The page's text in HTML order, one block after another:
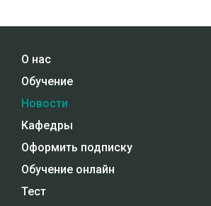
О нас
Обучение
Новости
Кафедры
Оформить подписку
Обучение онлайн
Тест